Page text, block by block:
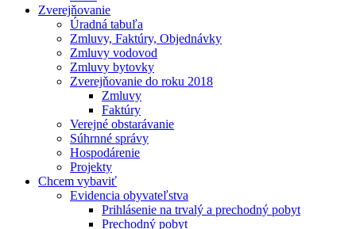
Zverejňovanie
Úradná tabuľa
Zmluvy, Faktúry, Objednávky
Zmluvy vodovod
Zmluvy bytovky
Zverejňovanie do roku 2018
Zmluvy
Faktúry
Verejné obstarávanie
Súhrnné správy
Hospodárenie
Projekty
Chcem vybaviť
Evidencia obyvateľstva
Prihlásenie na trvalý a prechodný pobyt
Prechodný pobyt